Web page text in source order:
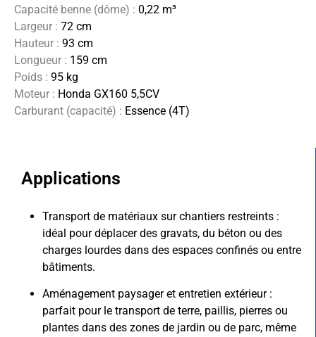
Applications
Transport de matériaux sur chantiers restreints :
idéal pour déplacer des gravats, du béton ou des
charges lourdes dans des espaces confinés ou entre
bâtiments.
Aménagement paysager et entretien extérieur :
parfait pour le transport de terre, paillis, pierres ou
plantes dans des zones de jardin ou de parc, même
Capacité benne (dôme) : 0,22 m³
Largeur : 72 cm
Hauteur : 93 cm
Longueur : 159 cm
Poids : 95 kg
Moteur : Honda GX160 5,5CV
Carburant (capacité) : Essence (4T)